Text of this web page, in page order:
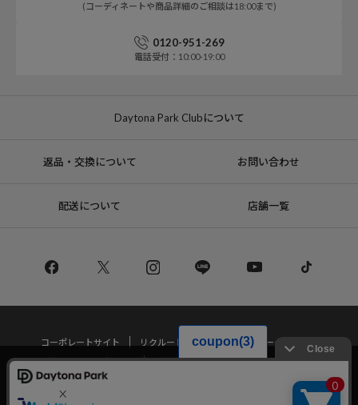
(コーディネートや商品詳細のご相談は18:00まで)
0120-951-269
電話受付：10:00-19:00
Daytona Park Clubについて
返品・交換について お問い合わせ
配送について 店舗一覧
コーポレートサイト リクルート
サステナブルマークについて
プライバシーポリシー
特定商取引法・古物営業法に基づく表記
当サイトでは利用体験の向上およびコンテンツの最適な提供、トラフィック
の分析を目的としてCookieを使用しています。